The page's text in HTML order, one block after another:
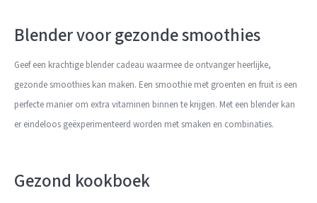
Blender voor gezonde smoothies
Geef een krachtige blender cadeau waarmee de ontvanger heerlijke,
gezonde smoothies kan maken. Een smoothie met groenten en fruit is een
perfecte manier om extra vitaminen binnen te krijgen. Met een blender kan
er eindeloos geëxperimenteerd worden met smaken en combinaties.
Gezond kookboek